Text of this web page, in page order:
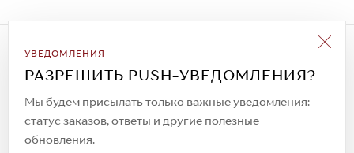
УВЕДОМЛЕНИЯ
РАЗРЕШИТЬ PUSH-УВЕДОМЛЕНИЯ?
Мы будем присылать только важные уведомления:
статус заказов, ответы и другие полезные
обновления.
Подписаться на рассылку
Всегда будьте в курсе новых акций и
спецпредложений!